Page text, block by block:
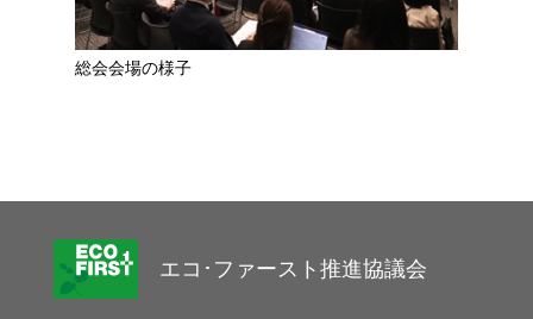
総会会場の様子
エコ･ファースト推進協議会